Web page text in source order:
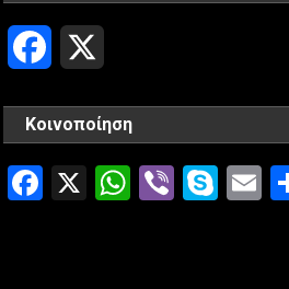
Facebook
Κοινοποίηση
Facebook
X Viber